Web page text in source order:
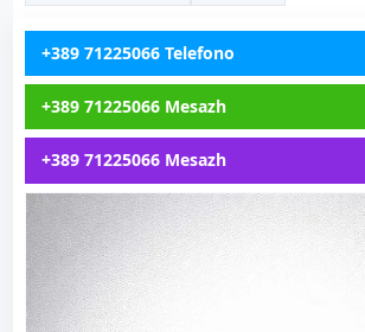
+389 71225066 Telefono
+389 71225066 Mesazh
+389 71225066 Mesazh